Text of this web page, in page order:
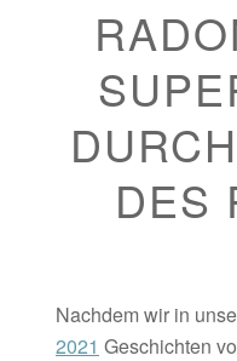
DES
Nachdem wir in
2021 Geschichten